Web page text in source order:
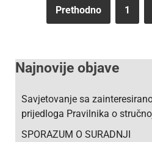
Prethodno 1
Najnovije objave
Savjetovanje sa
prijedloga Pravilnika o
SPORAZUM O SURADNJI